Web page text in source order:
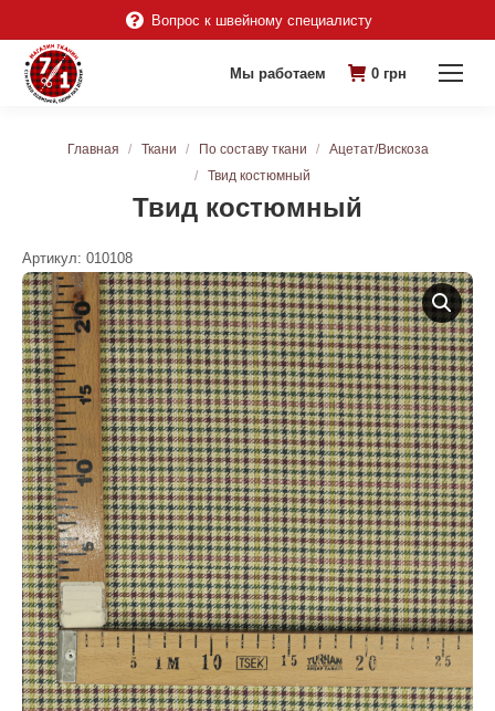
Вопрос к швейному специалисту
Мы работаем 0 грн
Твид костюмный
Вы здесь:
Главная Ткани По составу ткани
Ацетат/Вискоза
Твид костюмный
Артикул: 010108